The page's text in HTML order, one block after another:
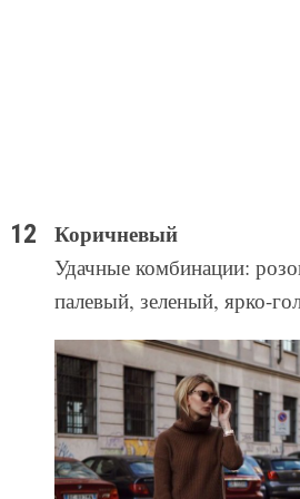
Коричневый
Удачные комбинации:
палевый, зеленый, ярко-